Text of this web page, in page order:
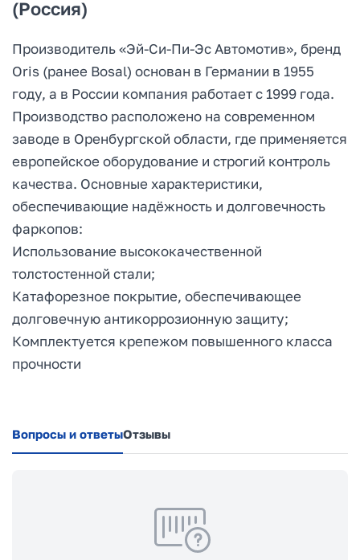
(Россия)
Производитель «Эй-Си-Пи-Эс Автомотив», бренд
Oris (ранее Bosal) основан в Германии в 1955
году, а в России компания работает с 1999 года.
Производство расположено на современном
заводе в Оренбургской области, где применяется
европейское оборудование и строгий контроль
качества. Основные характеристики,
обеспечивающие надёжность и долговечность
фаркопов:
Использование высококачественной
толстостенной стали;
Катафорезное покрытие, обеспечивающее
долговечную антикоррозионную защиту;
Комплектуется крепежом повышенного класса
прочности
Вопросы и ответыОтзывы